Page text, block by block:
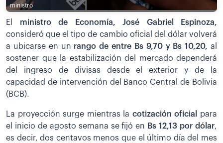
ministro
El ministro de Economía, José Gabriel Espinoza,
consideró que el tipo de cambio oficial del dólar volverá
a ubicarse en un rango de entre Bs 9,70 y Bs 10,20, al
sostener que la estabilización del mercado dependerá
del ingreso de divisas desde el exterior y de la
capacidad de intervención del Banco Central de Bolivia
(BCB).
La proyección surge mientras la cotización oficial para
el inicio de agosto semana se fijó en Bs 12,13 por dólar,
es decir, dos centavos menos que el último día del mes